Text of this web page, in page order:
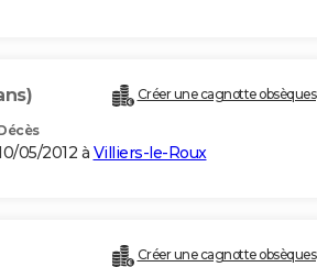
Créer une cagnotte obsèques
05/2012 à Villiers-le-Roux
Créer une cagnotte obsèques